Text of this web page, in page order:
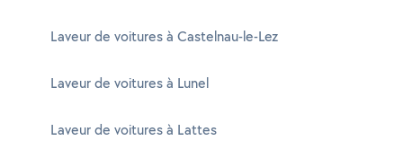
Laveur de voitures à Castelnau-le-Lez
Laveur de voitures à Lunel
Laveur de voitures à Lattes